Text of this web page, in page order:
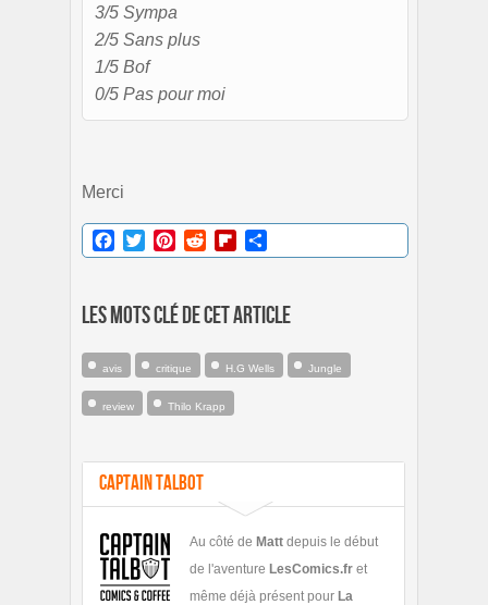
3/5 Sympa
2/5 Sans plus
1/5 Bof
0/5 Pas pour moi
Merci
Facebook
TwitterPinterestRedditFlipboard
Les mots clé de cet article
avis critique H.G Wells Jungle
review Thilo Krapp
Captain Talbot
Au côté de Matt depuis le début
de l'aventure LesComics.fr et
même déjà présent pour La